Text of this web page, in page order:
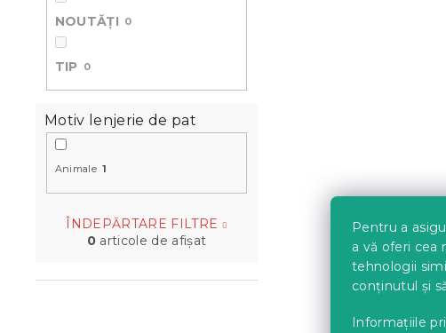
Pentru a
a vă oferi cea
tehnologii
conținutul și
Informațiile
NOUTĂȚI 0
TIP 0
Motiv lenjerie de pat
Animale 1
ÎNDEPĂRTARE FILTRE
0 articole de afişat